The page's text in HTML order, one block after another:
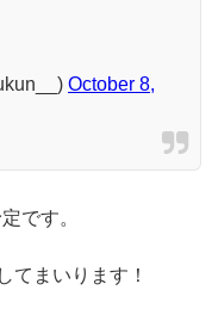
October 8,
です。
てまいります！